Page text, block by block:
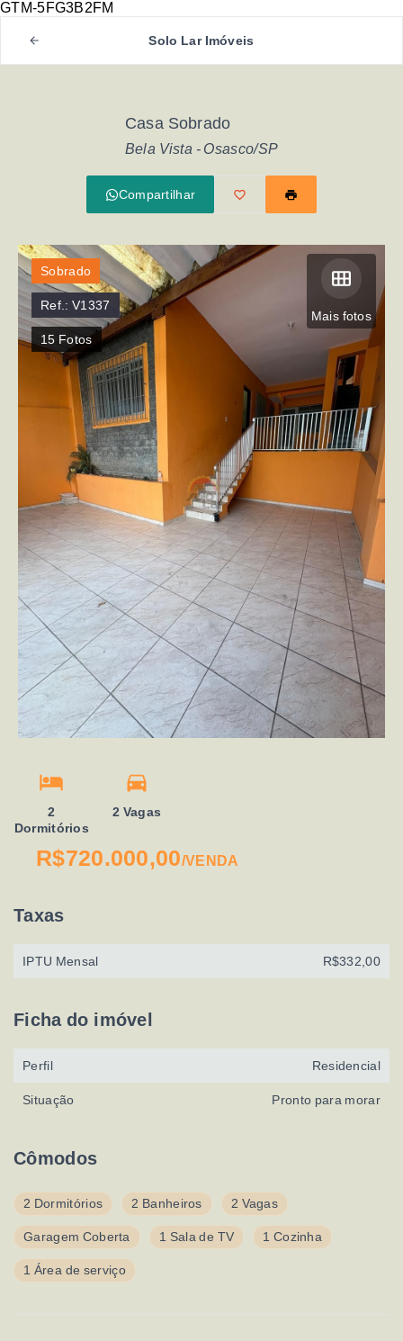
GTM-5FG3B2FM
Solo Lar Imóveis
Casa Sobrado
Bela Vista - Osasco/SP
Compartilhar
Mais fotos
Sobrado
Ref.:V1337
15 Fotos
2
Dormitórios
2 Vagas
R$720.000,00/VENDA
Cômodos
2 Dormitórios 2 Banheiros 2 Vagas
Garagem Coberta 1 Sala de TV 1 Cozinha
1 Área de serviço
Taxas
IPTU Mensal R$332,00
Ficha do imóvel
Perfil Residencial
Situação Pronto para morar